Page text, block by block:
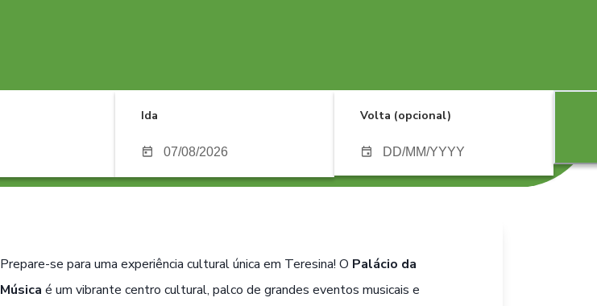
Ida Volta (opcional)
Prepare-se para uma experiência cultural única em Teresina! O Palácio da
Música é um vibrante centro cultural, palco de grandes eventos musicais e